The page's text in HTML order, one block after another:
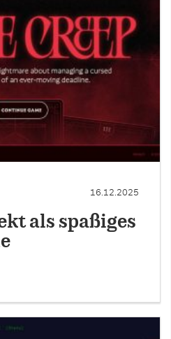
16.12.2025
als spaßiges